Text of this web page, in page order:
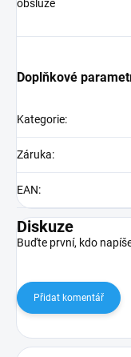
obsluze
Doplňkové
Kategorie:
Záruka:
EAN:
Diskuze
Buďte první, kdo
Přidat komentář